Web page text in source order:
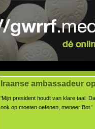
Iraanse ambassadeur
'Mijn president houdt van klare taal.
ook op moeten oefenen, meneer Bot.'